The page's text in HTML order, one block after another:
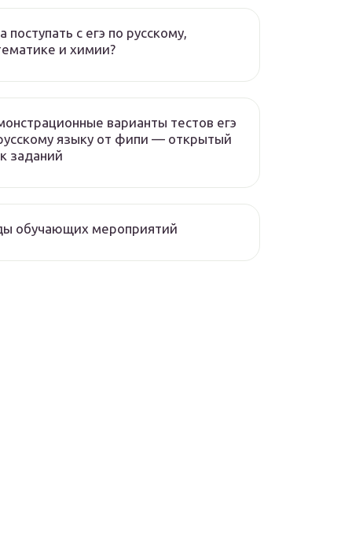
поступать с егэ по русскому,
и химии?
варианты тестов егэ
языку от фипи — открытый
заданий
обучающих мероприятий